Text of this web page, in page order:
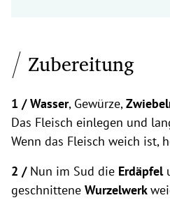
Zubereitung
1 / Wasser, Gewürze,
Das Fleisch einlegen und
Wenn das Fleisch weich ist,
2 /Nun im Sud die Erdäpfel
geschnittene Wurzelwerk